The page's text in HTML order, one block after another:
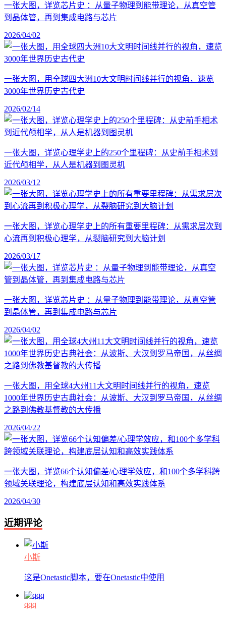
一张大图，详览芯片史 ：从量子物理到能带理论，从真空管
到晶体管，再到集成电路与芯片
2026/04/02
一张大图，用全球四大洲10大文明时间线并行的视角，速览
3000年世界历史古代史
2026/02/14
一张大图，详览心理学史上的250个里程碑：从史前手相术到
近代颅相学，从人是机器到图灵机
2026/03/12
一张大图，详览心理学史上的所有重要里程碑：从需求层次到
心流再到积极心理学，从裂脑研究到大脑计划
2026/03/17
一张大图，详览芯片史 ：从量子物理到能带理论，从真空管
到晶体管，再到集成电路与芯片
2026/04/02
一张大图，用全球4大州11大文明时间线并行的视角，速览
1000年世界历史古典社会：从波斯、大汉到罗马帝国，从丝绸
之路到佛教基督教的大传播
2026/04/22
一张大图，详览66个认知偏差/心理学效应，和100个多学科跨
领域关联理论，构建底层认知和高效实践体系
2026/04/30
近期评论
小斯
这是Onetastic脚本，要在Onetastic中使用
qqq